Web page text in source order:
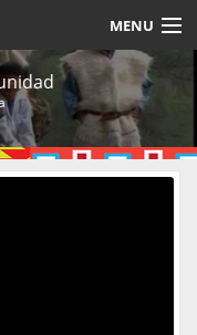
MENU